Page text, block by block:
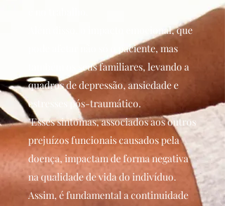
Além disso, o impacto emocional, que
pode afetar não só o paciente, mas
também os seus familiares, levando a
quadros de depressão, ansiedade e
estresses pós-traumático.
"Esses sintomas, associados aos outros
prejuízos funcionais causados pela
doença, impactam de forma negativa
na qualidade de vida do indivíduo.
Assim, é fundamental a continuidade